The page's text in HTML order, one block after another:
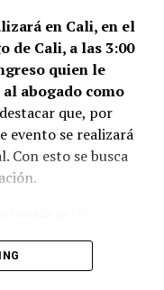
estas
de renovación
de cómo
Abelardo de la
vitalidad.
en Cali, en el
de Cali, a las 3:00
quien le
abogado como
que, por
evento se realizará
Con esto se busca